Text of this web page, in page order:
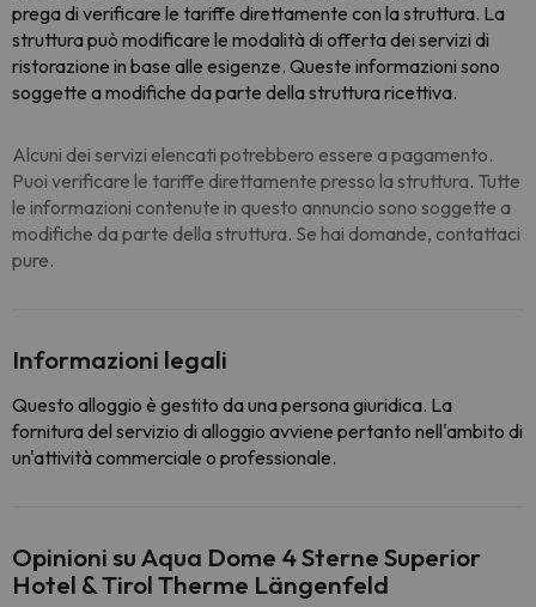
prega di verificare le tariffe direttamente con la struttura. La
struttura può modificare le modalità di offerta dei servizi di
ristorazione in base alle esigenze. Queste informazioni sono
soggette a modifiche da parte della struttura ricettiva.
Alcuni dei servizi elencati potrebbero essere a pagamento.
Puoi verificare le tariffe direttamente presso la struttura. Tutte
le informazioni contenute in questo annuncio sono soggette a
modifiche da parte della struttura. Se hai domande, contattaci
pure.
Informazioni legali
Questo alloggio è gestito da una persona giuridica. La
fornitura del servizio di alloggio avviene pertanto nell'ambito di
un'attività commerciale o professionale.
Opinioni su Aqua Dome 4 Sterne Superior
Hotel & Tirol Therme Längenfeld